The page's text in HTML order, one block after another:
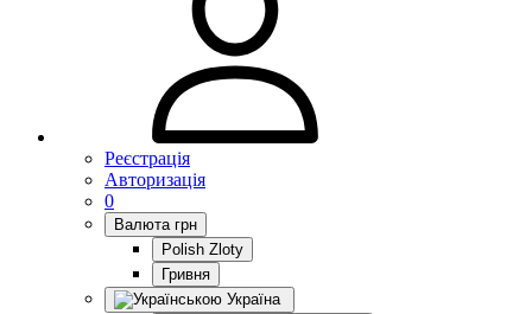
Реєстрація
Авторизація
0
Валюта грн
Polish Zloty
Гривня
Україна